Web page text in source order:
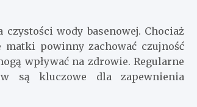
wody basenowej. Chociaż
matki powinny zachować czujność
wpływać na zdrowie. Regularne
są kluczowe dla zapewnienia